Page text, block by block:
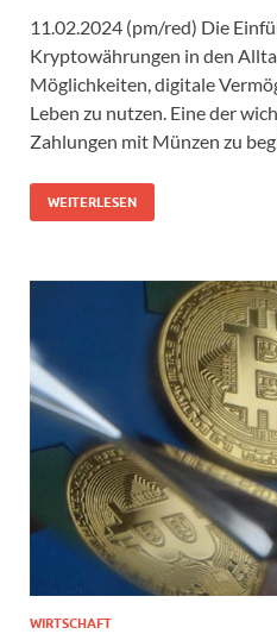
11.02.2024 (pm/red) Die
Kryptowährungen in den
Möglichkeiten, digitale
Leben zu nutzen. Eine der
Zahlungen mit Münzen zu
WEITERLESEN
WIRTSCHAFT